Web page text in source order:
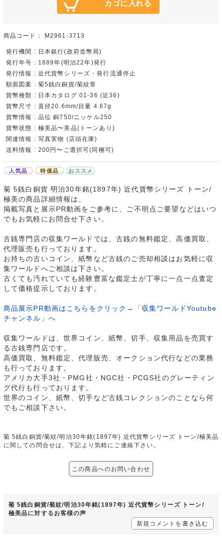
商品コード： M2961-3713
発行機関 : 日本銀行(政府造幣局)
発行年号 : 1889年(明治22年)発行
発行情報 : 近代貨幣シリーズ・発行流通停止
額面図案 : 菊5銭白銅貨/菊紋章
貨幣種類 : 日本カタログ 01-36 (近36)
貨幣尺寸 : 直径20.6mm/目量 4.67g
貨幣情報 : 品位 銅750/ニッケル250
貨幣状態 : 極美品〜美品(トーンあり)
関連情報 : 写真実物 (店頭在庫)
送料情報 : 200円〜ご選択可(同梱可)
人気品 特価品 おススメ
菊 5銭白銅貨 明治30年銘(1897年) 近代貨幣シリーズ トーン/
極美の商品詳細情報は、
掲載写真と展示PR動画をご参考に、ご不明点ご要望などはいつ
でもお気軽にお問合せ下さい。
古銭専門店の収集ワールドでは、古銭の無料鑑定、高価買取、
代理販売も行っております。
お持ちの古いコイン、紙幣など古銭のご売却相談はお気軽に収
集ワールドへご相談は下さい。
古くても汚れていても経験豊富な鑑定士が丁寧に一点一点査定
して価格提示しております。
商品展示PR動画はこちらをクリック→「収集ワールドYoutube
チャンネル」へ
収集ワールドは、世界コイン、紙幣、切手、収集用品を売買す
る古銭専門店です。
高価買取、無料鑑定、代理販売、オークション代行などの業務
も行っております。
アメリカ大手3社・PMG社・NGC社・PCGS社のグレーティン
グ代行も行っております。
世界のコイン、紙幣、切手など古銭コレクションのことなら何
でもご相談下さい。
菊 5銭白銅貨/菊紋/明治30年銘(1897年) 近代貨幣シリーズ トーン/極美品
に関しての問合せは、下記より気軽にご連絡下さい。
この商品へのお問い合わせ
菊 5銭白銅貨/菊紋/明治30年銘(1897年) 近代貨幣シリーズ トーン/
極美品に対するお客様の声
新規コメントを書き込む